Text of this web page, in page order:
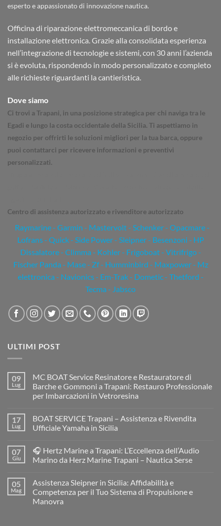
esperto e appassionato di innovazione nautica.
Officina di riparazione elettromeccanica di bordo e
installazione elettronica. Grazie alla consolidata esperienza
nell’integrazione di tecnologie e sistemi, con 30 anni l’azienda
si è evoluta, rispondendo in modo personalizzato e completo
alle richieste riguardanti la cantieristica.
Dove siamo
Ci trovi a Trapani, in una posizione strategica per chi naviga tra le
Egadi e lungo la costa occidentale della Sicilia. Ti aspettiamo in
negozio per offrirti le soluzioni migliori per la tua barca, oppure
puoi contattarci per ricevere informazioni e preventivi
personalizzati.
Centro di assistenza autorizzato e rivenditore autorizzato
Raymarine- Garmin - Mastervolt - Schenker - Opacmare -
Lofrans - Quick - Side Power - Sleipner - Besenzoni - HP
Dissalatore - Climma - Kohler - Frigoboat - Vitrifrigo -
Fischer Panda - Mase - Zf - Humminbird - Maxpower - Mz
elettronica - Navionics - Em-Trak - Dometic - Thetford -
Tecma - Jabsco
ULTIMI POST
09
Lug
MC BOAT Service Resinatore e Restauratore di
Barche e Gommoni a Trapani: Restauro Professionale
per Imbarcazioni in Vetroresina
su
MC
BOAT
e
Restauratore
di
Gommoni
a
Trapani:
Restauro
17
Lug
BOAT SERVICE Trapani – Assistenza e Rivendita
Ufficiale Yamaha in Sicilia
su
BOAT
SERVICE
Assistenza
e
Rivendita
Ufficiale
07
Giu
🎧 Hertz Marine a Trapani: L’Eccellenza dell’Audio
Marino da Herz Marine Trapani – Nautica Serse
su
🎧
Hertz
Marine
05
Mag
Assistenza Sleipner in Sicilia: Affidabilità e
Competenza per il Tuo Sistema di Propulsione e
Manovra